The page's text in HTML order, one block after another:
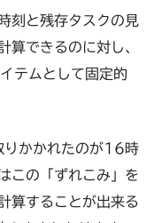
刻と残存タスクの見
算できるのに対し、
テムとして固定的
りかかれたのが16時
この「ずれこみ」を
算することが出来る